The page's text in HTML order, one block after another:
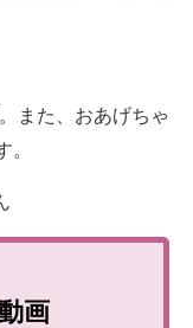
また、おあげちゃ
。
画